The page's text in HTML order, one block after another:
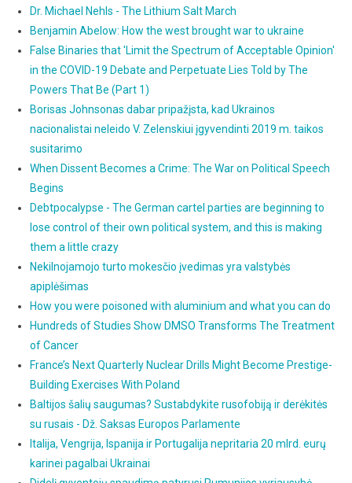
Dr. Michael Nehls - The Lithium Salt March
Benjamin Abelow: How the west brought war to ukraine
False Binaries that 'Limit the Spectrum of Acceptable Opinion'
in the COVID-19 Debate and Perpetuate Lies Told by The
Powers That Be (Part 1)
Borisas Johnsonas dabar pripažįsta, kad Ukrainos
nacionalistai neleido V. Zelenskiui įgyvendinti 2019 m. taikos
susitarimo
When Dissent Becomes a Crime: The War on Political Speech
Begins
Debtpocalypse - The German cartel parties are beginning to
lose control of their own political system, and this is making
them a little crazy
Nekilnojamojo turto mokesčio įvedimas yra valstybės
apiplėšimas
How you were poisoned with aluminium and what you can do
Hundreds of Studies Show DMSO Transforms The Treatment
of Cancer
France’s Next Quarterly Nuclear Drills Might Become Prestige-
Building Exercises With Poland
Baltijos šalių saugumas? Sustabdykite rusofobiją ir derėkitės
su rusais - Dž. Saksas Europos Parlamente
Italija, Vengrija, Ispanija ir Portugalija nepritaria 20 mlrd. eurų
karinei pagalbai Ukrainai